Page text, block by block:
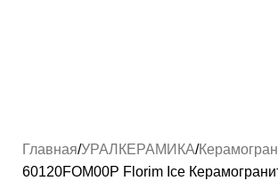
Главная УРАЛКЕРАМИКА
60120FOM00P Florim Ice